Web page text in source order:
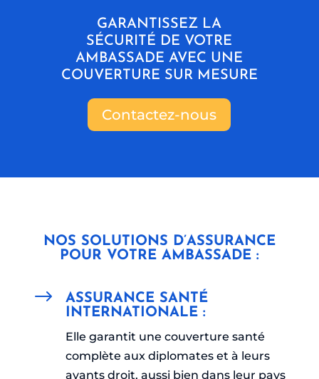
GARANTISSEZ LA
SÉCURITÉ DE VOTRE
AMBASSADE AVEC UNE
COUVERTURE SUR MESURE
Contactez-nous
NOS SOLUTIONS D’ASSURANCE
POUR VOTRE AMBASSADE :
$
ASSURANCE SANTÉ
INTERNATIONALE :
Elle garantit une couverture santé
complète aux diplomates et à leurs
ayants droit, aussi bien dans leur pays